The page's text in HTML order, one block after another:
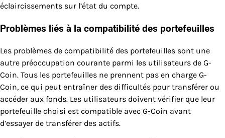
éclaircissements sur l’état du compte.
Problèmes liés à la compatibilité des portefeuilles
Les problèmes de compatibilité des portefeuilles sont une
autre préoccupation courante parmi les utilisateurs de G-
Coin. Tous les portefeuilles ne prennent pas en charge G-
Coin, ce qui peut entraîner des difficultés pour transférer ou
accéder aux fonds. Les utilisateurs doivent vérifier que leur
portefeuille choisi est compatible avec G-Coin avant
d’essayer de transférer des actifs.